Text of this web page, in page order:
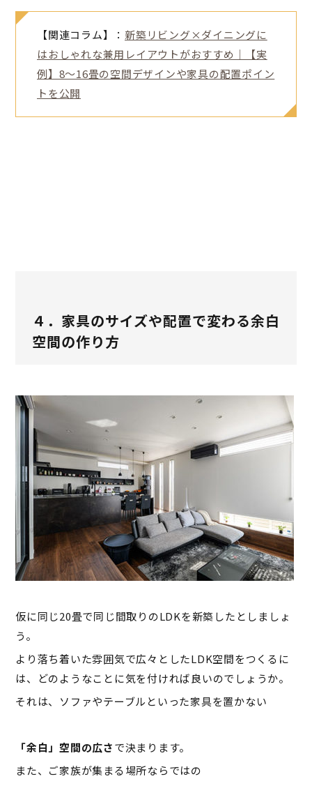
【関連コラム】： 新築リビング×ダイニングに
はおしゃれな兼用レイアウトがおすすめ｜【実
例】8～16畳の空間デザインや家具の配置ポイン
トを公開
４．家具のサイズや配置で変わる余白
空間の作り方
仮に同じ20畳で同じ間取りのLDKを新築したとしましょ
う。
より落ち着いた雰囲気で広々としたLDK空間をつくるに
は、どのようなことに気を付ければ良いのでしょうか。
それは、ソファやテーブルといった家具を置かない
「余白」空間の広さで決まります。
また、ご家族が集まる場所ならではの